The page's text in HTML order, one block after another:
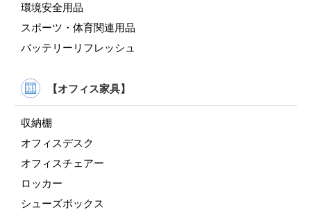
環境安全用品
スポーツ・体育関連用品
バッテリーリフレッシュ
【オフィス家具】
収納棚
オフィスデスク
オフィスチェアー
ロッカー
シューズボックス